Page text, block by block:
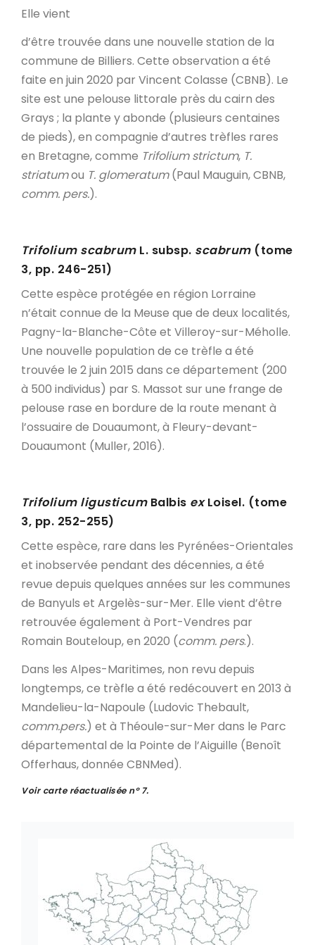
Elle vient
d’être trouvée dans une nouvelle station de la
commune de Billiers. Cette observation a été
faite en juin 2020 par Vincent Colasse (CBNB). Le
site est une pelouse littorale près du cairn des
Grays ; la plante y abonde (plusieurs centaines
de pieds), en compagnie d’autres trèfles rares
en Bretagne, comme Trifolium strictum, T.
striatumou T. glomeratum(Paul Mauguin, CBNB,
comm. pers.).
Trifolium scabrumL. subsp. scabrum (tome
3, pp. 246-251)
Cette espèce protégée en région Lorraine
n’était connue de la Meuse que de deux localités,
Pagny-la-Blanche-Côte et Villeroy-sur-Méholle.
Une nouvelle population de ce trèfle a été
trouvée le 2 juin 2015 dans ce département (200
à 500 individus) par S. Massot sur une frange de
pelouse rase en bordure de la route menant à
l’ossuaire de Douaumont, à Fleury-devant-
Douaumont (Muller, 2016).
Trifolium ligusticumBalbis exLoisel. (tome
3, pp. 252-255)
Cette espèce, rare dans les Pyrénées-Orientales
et inobservée pendant des décennies, a été
revue depuis quelques années sur les communes
de Banyuls et Argelès-sur-Mer. Elle vient d’être
retrouvée également à Port-Vendres par
Romain Bouteloup, en 2020 (comm. pers.).
Dans les Alpes-Maritimes, non revu depuis
longtemps, ce trèfle a été redécouvert en 2013 à
Mandelieu-la-Napoule (Ludovic Thebault,
comm.pers.) et à Théoule-sur-Mer dans le Parc
départemental de la Pointe de l’Aiguille (Benoît
Offerhaus, donnée CBNMed).
Voir carte réactualisée n° 7.